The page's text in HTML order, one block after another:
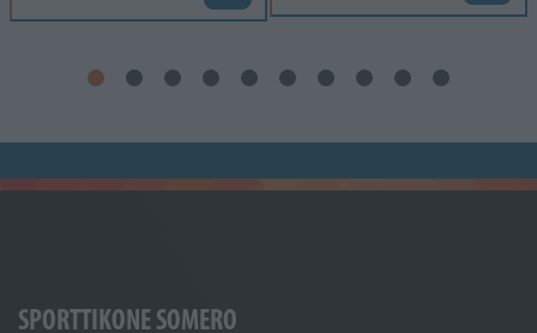
SPORTTIKONE SOMERO